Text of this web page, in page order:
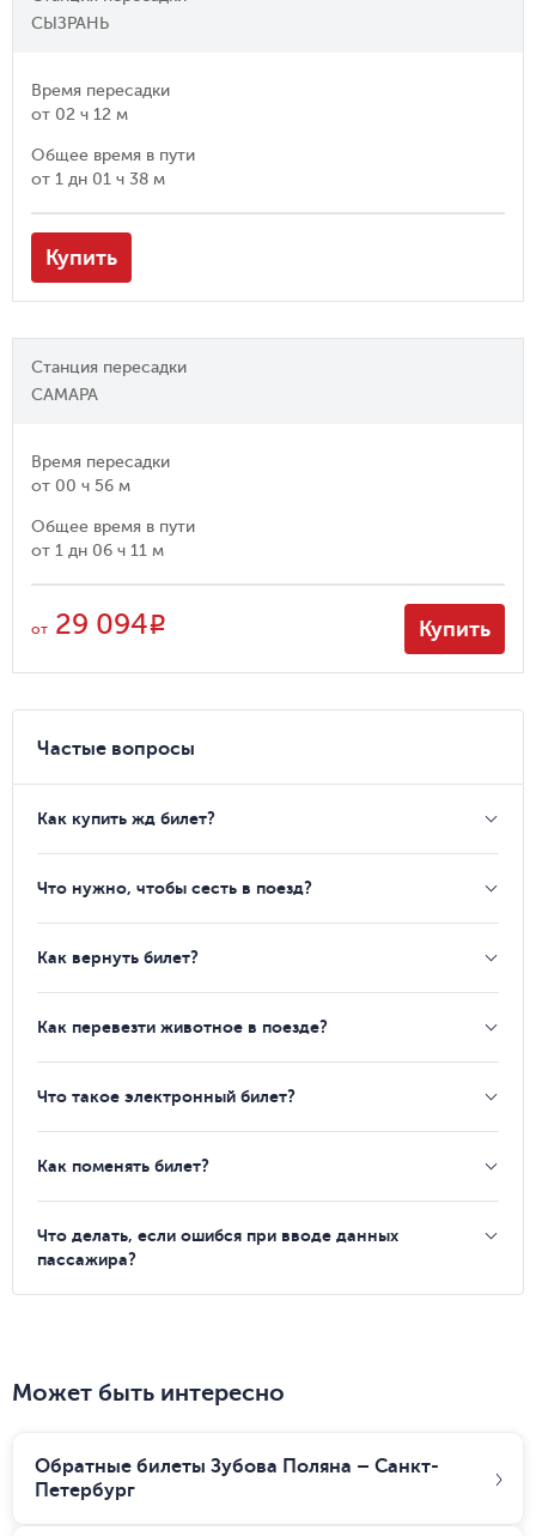
СЫЗРАНЬ
Время пересадки
от 02 ч 12 м
Общее время в пути
от 1 дн 01 ч 38 м
Купить
Станция пересадки
САМАРА
Время пересадки
от 00 ч 56 м
Общее время в пути
от 1 дн 06 ч 11 м
от 29 094R Купить
Частые вопросы
Как купить жд билет?
Что нужно, чтобы сесть в поезд?
Как вернуть билет?
Как перевезти животное в поезде?
Что такое электронный билет?
Как поменять билет?
Что делать, если ошибся при вводе данных
пассажира?
Может быть интересно
Обратные билеты Зубова Поляна – Санкт-
Петербург